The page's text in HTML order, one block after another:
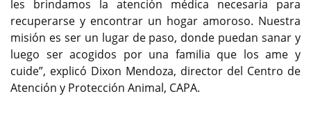
les brindamos la atención médica necesaria para
recuperarse y encontrar un hogar amoroso. Nuestra
misión es ser un lugar de paso, donde puedan sanar y
luego ser acogidos por una familia que los ame y
cuide”, explicó Dixon Mendoza, director del Centro de
Atención y Protección Animal, CAPA.